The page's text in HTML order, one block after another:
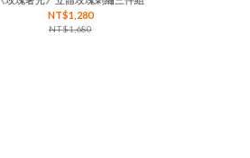
NT$1,280
NT$1,680